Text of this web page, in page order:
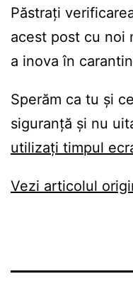
Păstrați
acest post cu noi
a inova în
Sperăm ca tu și
siguranță și nu
utilizați timpul
Vezi articolul